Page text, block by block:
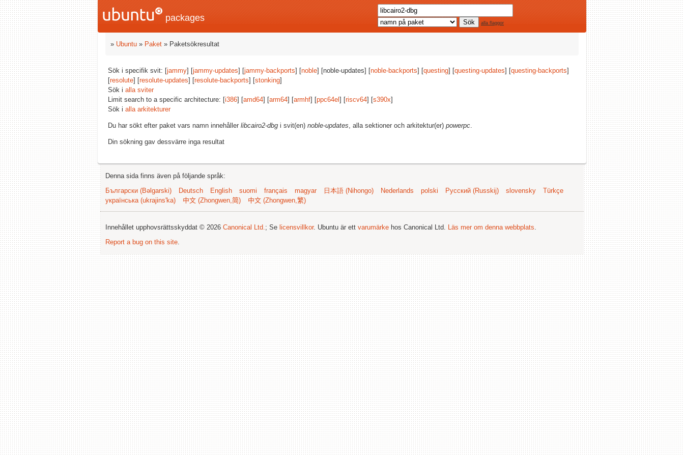
packages alla flaggor
» Ubuntu » Paket » Paketsökresultat
Sök i specifik svit: [jammy] [jammy-updates] [jammy-backports] [noble] [noble-updates] [noble-backports] [questing] [questing-updates] [questing-backports]
[resolute] [resolute-updates] [resolute-backports] [stonking]
Sök i alla sviter
Limit search to a specific architecture: [i386] [amd64] [arm64] [armhf] [ppc64el ] [riscv64] [s390x]
Sök i alla arkitekturer
Du har sökt efter paket vars namn innehåller libcairo2-dbg i svit(en) noble-updates, alla sektioner och arkitektur(er) powerpc.
Din sökning gav dessvärre inga resultat
Denna sida finns även på följande språk:
Български (Bəlgarski)
Deutsch English suomi français magyar 日本語 (Nihongo) Nederlands polski Русский (Russkij) slovensky
Türkçe
українська (ukrajins'ka)
中文 (Zhongwen,简) 中文 (Zhongwen,繁)
Innehållet upphovsrättsskyddat © 2026 Canonical Ltd.; Se licensvillkor. Ubuntu är ett varumärke hos Canonical Ltd. Läs mer om denna webbplats.
Report a bug on this site.